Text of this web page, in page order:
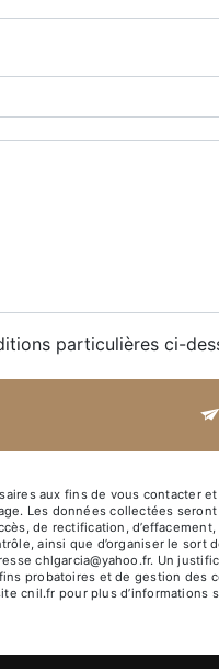
particulières ci-
aux fins de vous contacter
Les données collectées
de rectification,
ainsi que d’organiser le
chlgarcia@yahoo.fr. Un
probatoires et de gestion
cnil.fr pour plus d’informations